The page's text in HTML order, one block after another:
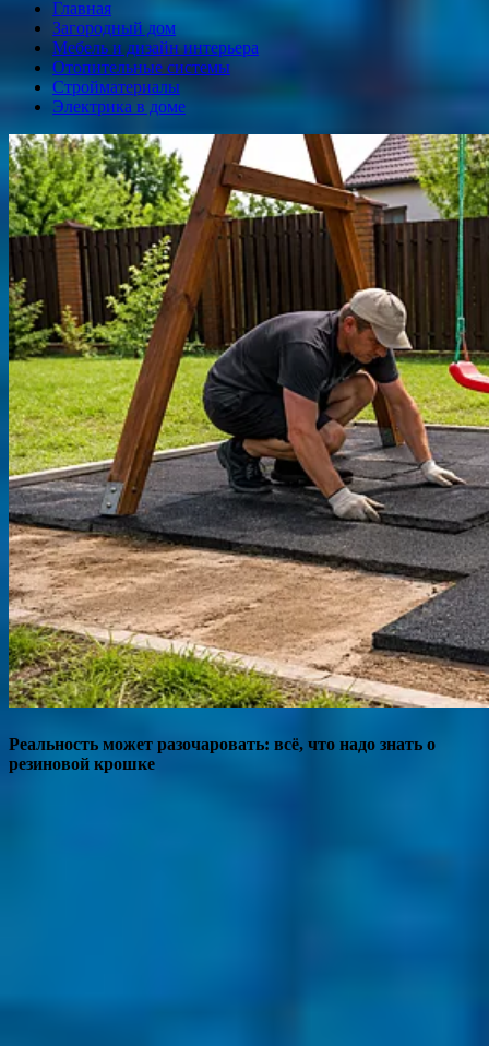
Главная
Загородный дом
Мебель и дизайн интерьера
Отопительные системы
Стройматериалы
Электрика в доме
Реальность может разочаровать: всё, что надо знать о
резиновой крошке